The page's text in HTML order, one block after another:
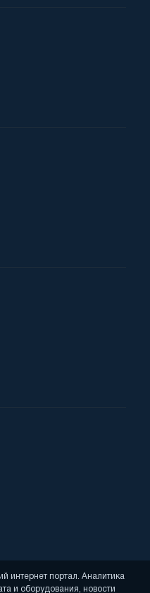
интернет портал. Аналитика
и оборудования, новости